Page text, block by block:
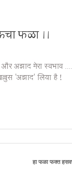
हा फळा फक्त हसवण्या साठी